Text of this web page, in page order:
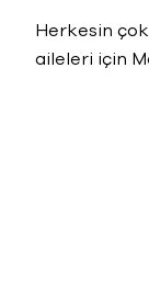
Herkesin
aileleri için